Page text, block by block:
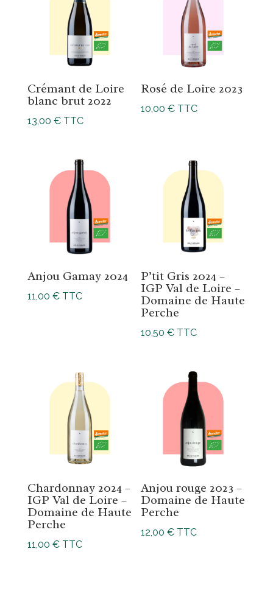
Crémant de Loire
blanc brut 2022
13,00 € TTC
Rosé de Loire 2023
10,00€ TTC
Anjou Gamay 2024
11,00 € TTC
P’tit Gris 2024 –
IGP Val de Loire –
Domaine de Haute
Perche
10,50€ TTC
Chardonnay 2024 –
IGP Val de Loire –
Domaine de Haute
Perche
11,00 € TTC
Anjou rouge 2023 –
Domaine de Haute
Perche
12,00€ TTC